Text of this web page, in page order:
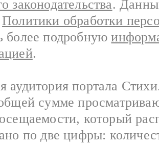
законодательства.
Политики обработки
более подробную
.
аудитория портала
сумме
который
по две цифры: